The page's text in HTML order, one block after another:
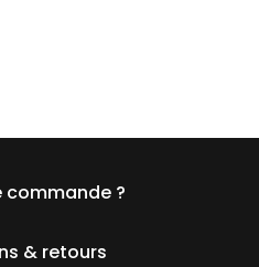
commande ?
& retours